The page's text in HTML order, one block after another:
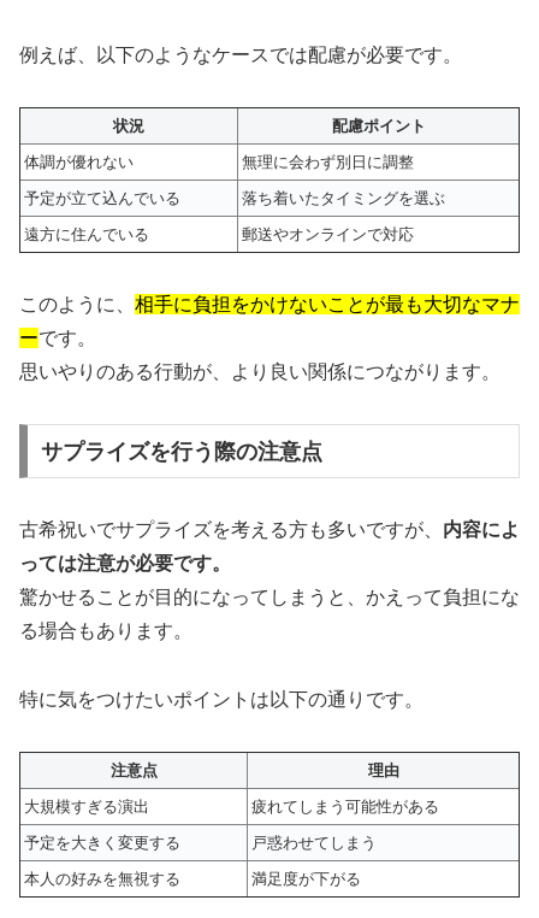
例えば、以下のようなケースでは配慮が必要です。
状況
配慮ポイント
体調が優れない
無理に会わず別日に調整
予定が立て込んでいる
落ち着いたタイミングを選ぶ
遠方に住んでいる
郵送やオンラインで対応
このように、 相手に負担をかけないことが最も大切なマナ
ーです。
思いやりのある行動が、より良い関係につながります。
サプライズを行う際の注意点
古希祝いでサプライズを考える方も多いですが、 内容によ
っては注意が必要です。
驚かせることが目的になってしまうと、かえって負担にな
る場合もあります。
特に気をつけたいポイントは以下の通りです。
注意点
理由
大規模すぎる演出
疲れてしまう可能性がある
予定を大きく変更する
戸惑わせてしまう
本人の好みを無視する
満足度が下がる